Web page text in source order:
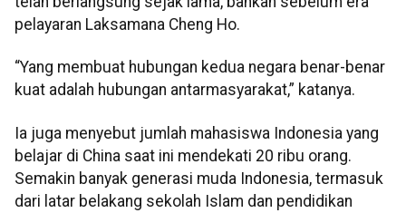
pelayaran Laksamana Cheng Ho.
“Yang membuat hubungan kedua negara benar-benar
kuat adalah hubungan antarmasyarakat,” katanya.
Ia juga menyebut jumlah mahasiswa Indonesia yang
belajar di China saat ini mendekati 20 ribu orang.
Semakin banyak generasi muda Indonesia, termasuk
dari latar belakang sekolah Islam dan pendidikan